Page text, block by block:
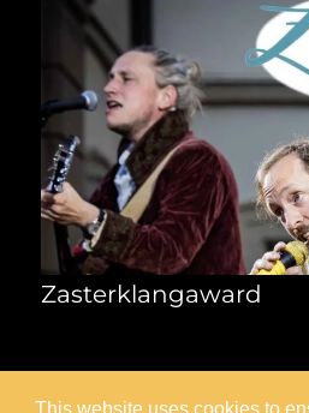
Zasterklangaward
This website uses cookies to